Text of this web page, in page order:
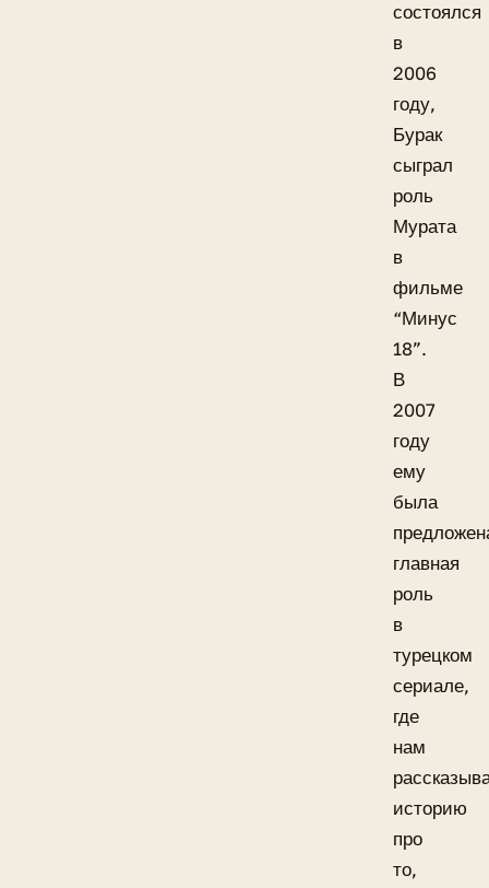
состоялся
в
2006
году,
Бурак
сыграл
роль
Мурата
в
фильме
“Минус
18”.
В
2007
году
ему
была
главная
роль
в
турецком
сериале,
где
нам
историю
про
то,